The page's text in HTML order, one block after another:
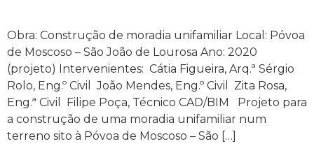
Obra: Construção de moradia unifamiliar Local: Póvoa
de Moscoso – São João de Lourosa Ano: 2020
(projeto) Intervenientes: Cátia Figueira, Arq.ª Sérgio
Rolo, Eng.º Civil João Mendes, Eng.º Civil Zita Rosa,
Eng.ª Civil Filipe Poça, Técnico CAD/BIM Projeto para
a construção de uma moradia unifamiliar num
terreno sito à Póvoa de Moscoso – São […]